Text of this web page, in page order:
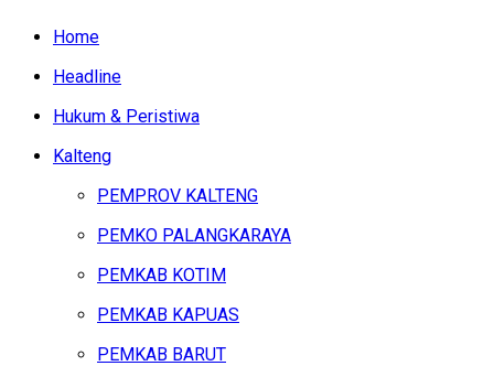
Home
Headline
Hukum & Peristiwa
Kalteng
PEMPROV KALTENG
PEMKO PALANGKARAYA
PEMKAB KOTIM
PEMKAB KAPUAS
PEMKAB BARUT